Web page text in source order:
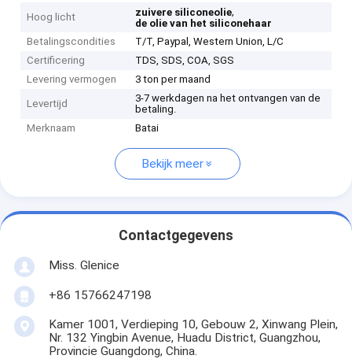
Hoog licht zuivere siliconeolie,
de olie van het siliconehaar
Betalingscondities
T/T, Paypal, Western Union, L/C
Certificering
TDS, SDS, COA, SGS
Levering vermogen
3 ton per maand
Levertijd
3-7 werkdagen na het ontvangen van de
betaling.
Merknaam
Batai
Bekijk meer
Contactgegevens
Miss. Glenice
+86 15766247198
Kamer 1001, Verdieping 10, Gebouw 2, Xinwang Plein,
Nr. 132 Yingbin Avenue, Huadu District, Guangzhou,
Provincie Guangdong, China.